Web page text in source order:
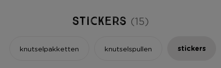
Stickers (15)
knutselpakketten knutselspullen stickers